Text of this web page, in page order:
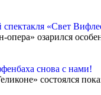
«Свет
опера» озарился
снова с нами!
состоялся